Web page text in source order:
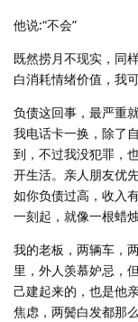
他说:“不会”
既然捞月不现实，同
白消耗情绪价值，我
负债这回事，最严重
我电话卡一换，除了
到，不过我没犯罪，
开生活。亲人朋友优
如你负债过高，收入
一刻起，就像一根蜡
我的老板，两辆车，
里，外人羡慕妒忌，
己建起来的，也是他
焦虑，两鬓白发都那